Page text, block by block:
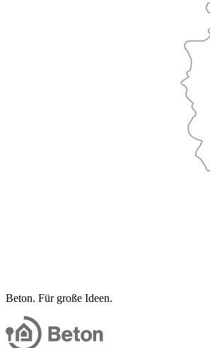
Beton. Für große Ideen.